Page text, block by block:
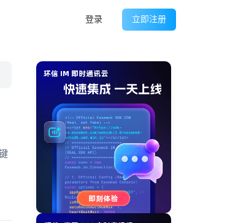
登录 立即注册